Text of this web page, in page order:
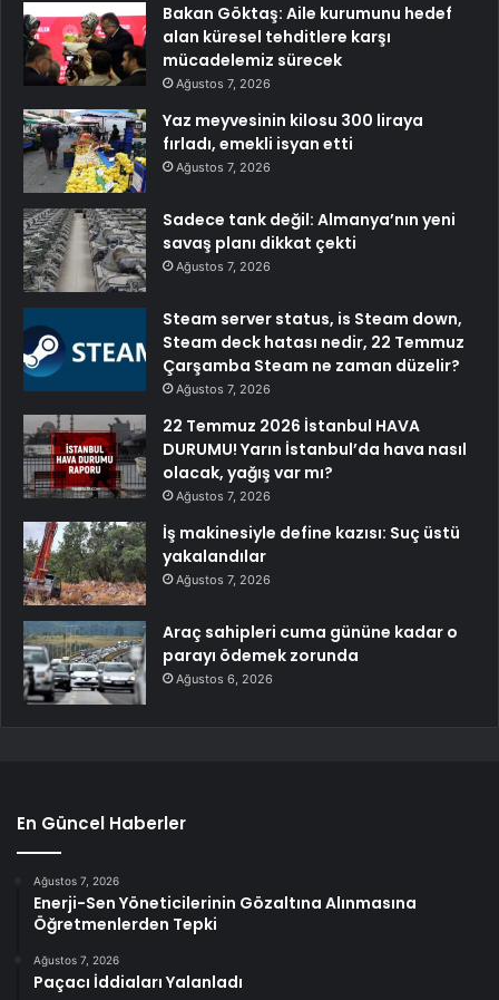
Bakan Göktaş: Aile kurumunu hedef
alan küresel tehditlere karşı
mücadelemiz sürecek
Ağustos 7, 2026
Yaz meyvesinin kilosu 300 liraya
fırladı, emekli isyan etti
Ağustos 7, 2026
Sadece tank değil: Almanya’nın yeni
savaş planı dikkat çekti
Ağustos 7, 2026
Steam server status, is Steam down,
Steam deck hatası nedir, 22 Temmuz
Çarşamba Steam ne zaman düzelir?
Ağustos 7, 2026
22 Temmuz 2026 İstanbul HAVA
DURUMU! Yarın İstanbul’da hava nasıl
olacak, yağış var mı?
Ağustos 7, 2026
İş makinesiyle define kazısı: Suç üstü
yakalandılar
Ağustos 7, 2026
Araç sahipleri cuma gününe kadar o
parayı ödemek zorunda
Ağustos 6, 2026
En Güncel Haberler
Ağustos 7, 2026
Enerji-Sen Yöneticilerinin Gözaltına Alınmasına
Öğretmenlerden Tepki
Ağustos 7, 2026
Paçacı İddiaları Yalanladı